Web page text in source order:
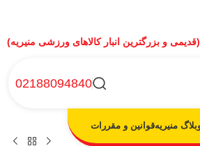
و بزرگترین انبار کالاهای ورزشی منیریه)
02188094840
منیریهقوانین و مقررات